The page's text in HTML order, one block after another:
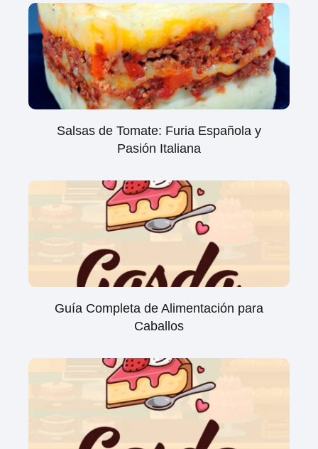
Salsas de Tomate: Furia Española y
Pasión Italiana
Guía Completa de Alimentación para
Caballos